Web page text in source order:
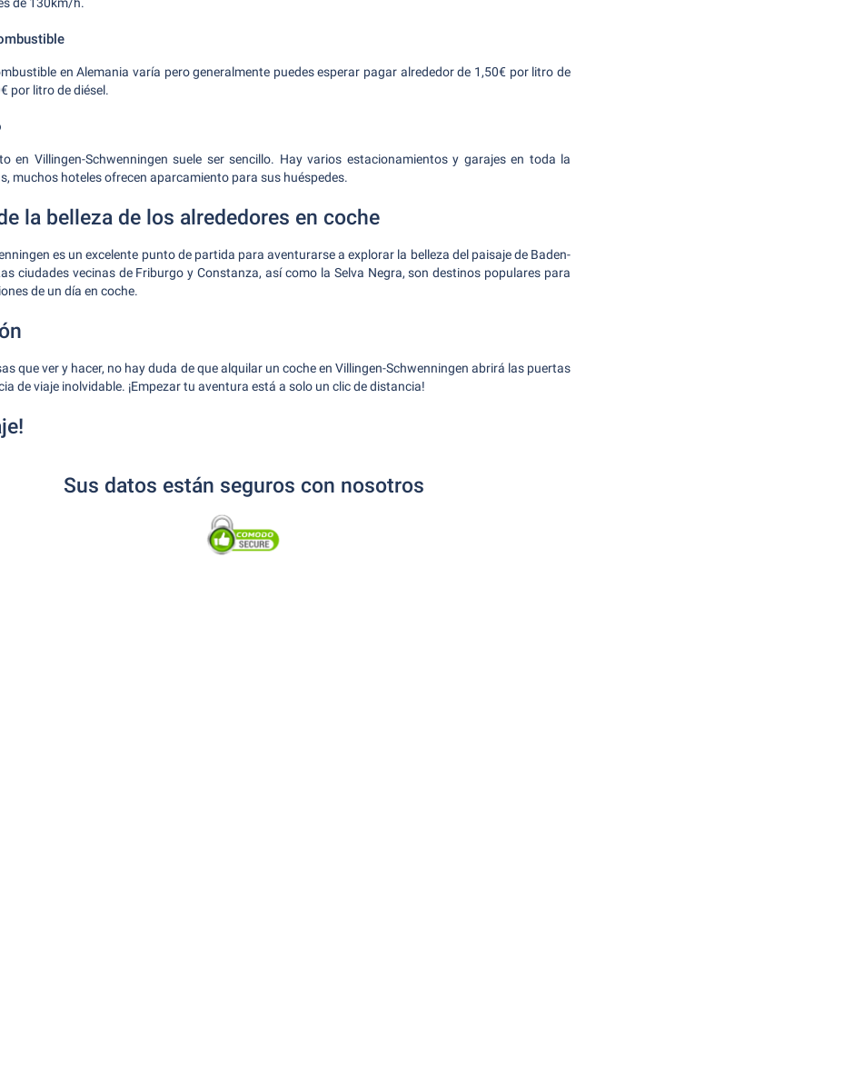
en Alemania varía pero generalmente puedes esperar pagar alrededor de 1,50€ por litro de
por litro de diésel.
en Villingen-Schwenningen suele ser sencillo. Hay varios estacionamientos y garajes en toda la
muchos hoteles ofrecen aparcamiento para sus huéspedes.
la belleza de los alrededores en coche
es un excelente punto de partida para aventurarse a explorar la belleza del paisaje de Baden-
ciudades vecinas de Friburgo y Constanza, así como la Selva Negra, son destinos populares para
de un día en coche.
que ver y hacer, no hay duda de que alquilar un coche en Villingen-Schwenningen abrirá las puertas
de viaje inolvidable. ¡Empezar tu aventura está a solo un clic de distancia!
Sus datos están seguros con nosotros